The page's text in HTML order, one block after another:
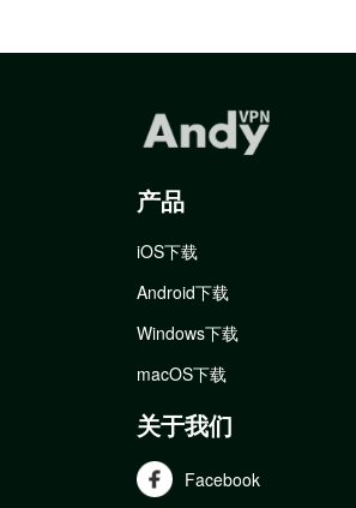
产品
iOS下载
Android下载
Windows下载
macOS下载
关于我们
Facebook